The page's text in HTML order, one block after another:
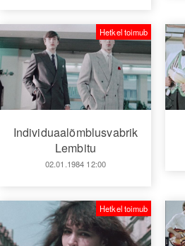
Individuaalõmblusvabrik
Lembitu
02.01.1984 12:00
Hetkel toimub
Hetkel toimub